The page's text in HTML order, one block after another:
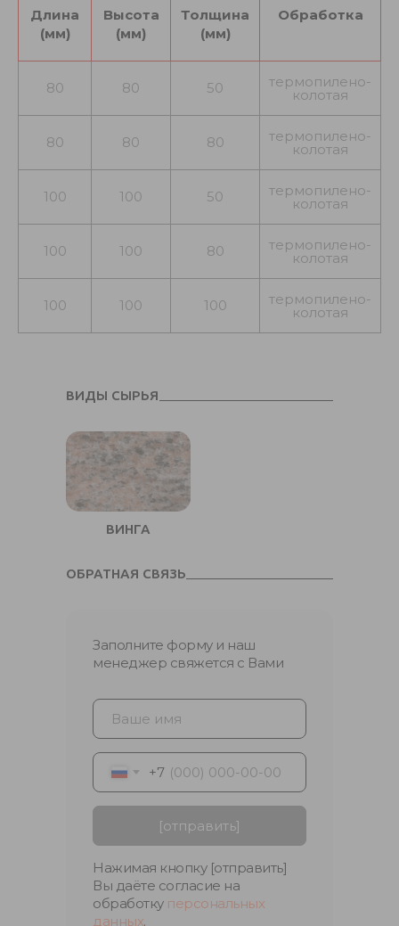
Длина
(мм)
Высота
(мм)
Толщина
(мм)
Обработка
80 80 50 термопилено-
колотая
80 80 80 термопилено-
колотая
100 100 50 термопилено-
колотая
100 100 80 термопилено-
колотая
100 100 100 термопилено-
колотая
ВИДЫ СЫРЬЯ
ВИНГА
ОБРАТНАЯ СВЯЗЬ
Заполните форму и наш
менеджер свяжется с Вами
+7
[отправить]
Нажимая кнопку [отправить]
Вы даёте согласие на
обработку персональных
данных.